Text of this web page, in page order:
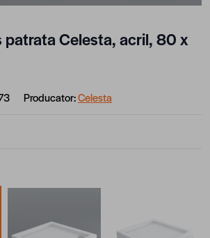
patrata Celesta, acril, 80 x
Producator:Celesta